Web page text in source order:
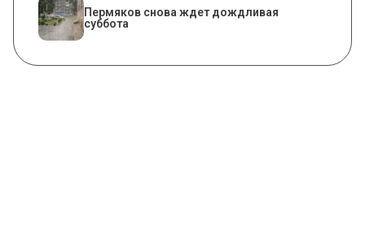
Пермяков снова ждет дождливая
суббота